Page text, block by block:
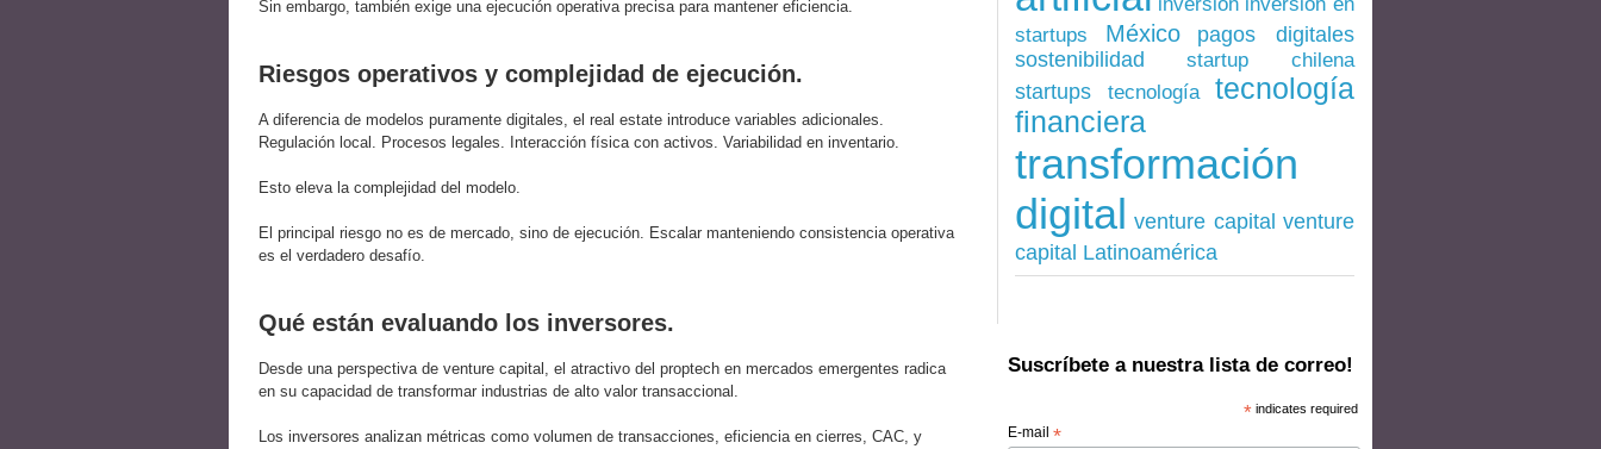
Sin embargo, también exige una ejecución operativa precisa para mantener eficiencia.
Riesgos operativos y complejidad de ejecución.
A diferencia de modelos puramente digitales, el real estate introduce variables adicionales.
Regulación local. Procesos legales. Interacción física con activos. Variabilidad en inventario.
Esto eleva la complejidad del modelo.
El principal riesgo no es de mercado, sino de ejecución. Escalar manteniendo consistencia operativa
es el verdadero desafío.
Qué están evaluando los inversores.
Desde una perspectiva de venture capital, el atractivo del proptech en mercados emergentes radica
en su capacidad de transformar industrias de alto valor transaccional.
Los inversores analizan métricas como volumen de transacciones, eficiencia en cierres, CAC, y
startups
México pagos digitales
sostenibilidad startup chilena
startups tecnología
tecnología
financiera
transformación
digital venture capital venture
capital Latinoamérica
Suscríbete a nuestra lista de correo!
*indicates required
E-mail*